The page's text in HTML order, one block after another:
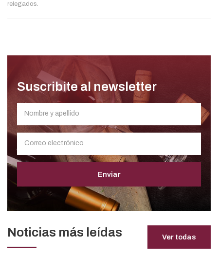
relegados.
Suscribite al newsletter
Enviar
Noticias más leídas Ver todas